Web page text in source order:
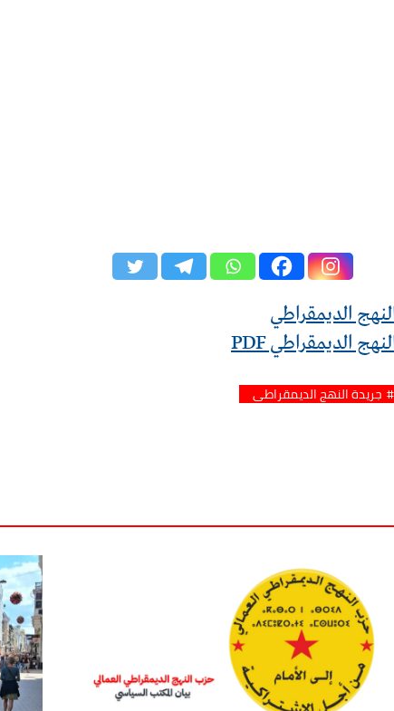
جريدة النهج الديمقراطي